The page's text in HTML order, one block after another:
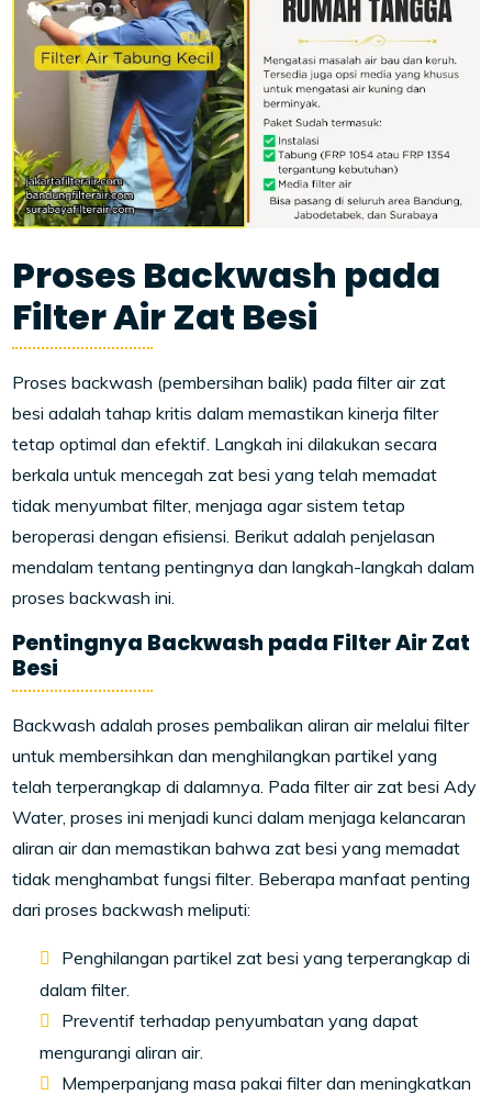
Proses Backwash pada
Filter Air Zat Besi
Proses backwash (pembersihan balik) pada filter air zat
besi adalah tahap kritis dalam memastikan kinerja filter
tetap optimal dan efektif. Langkah ini dilakukan secara
berkala untuk mencegah zat besi yang telah memadat
tidak menyumbat filter, menjaga agar sistem tetap
beroperasi dengan efisiensi. Berikut adalah penjelasan
mendalam tentang pentingnya dan langkah-langkah dalam
proses backwash ini.
Pentingnya Backwash pada Filter Air Zat
Besi
Backwash adalah proses pembalikan aliran air melalui filter
untuk membersihkan dan menghilangkan partikel yang
telah terperangkap di dalamnya. Pada filter air zat besi Ady
Water, proses ini menjadi kunci dalam menjaga kelancaran
aliran air dan memastikan bahwa zat besi yang memadat
tidak menghambat fungsi filter. Beberapa manfaat penting
dari proses backwash meliputi:
Penghilangan partikel zat besi yang terperangkap di
dalam filter.
Preventif terhadap penyumbatan yang dapat
mengurangi aliran air.
Memperpanjang masa pakai filter dan meningkatkan